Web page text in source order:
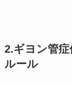
2.ギヨン管
ルール